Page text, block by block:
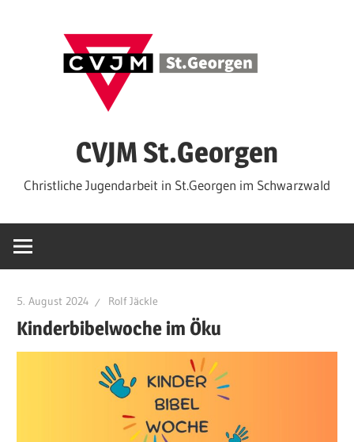
CVJM St.Georgen
Christliche Jugendarbeit in St.Georgen im Schwarzwald
5. August 2024 Rolf Jäckle
Kinderbibelwoche im Öku